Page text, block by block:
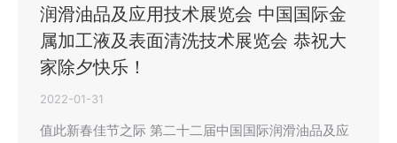
润滑油品及应用技术展览会 中国国际金
属加工液及表面清洗技术展览会 恭祝大
家除夕快乐！
2022-01-31
值此新春佳节之际 第二十二届中国国际润滑油品及应